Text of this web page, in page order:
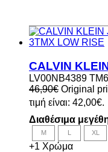
LV00NB4389 TM6
46,90€ Original
τιμή είναι: 42,00€.
Διαθέσιμα
M L XL
+1 Χρώμα